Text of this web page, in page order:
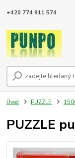
+420 774 911 574
Úvod PUZZLE
PUZZLE